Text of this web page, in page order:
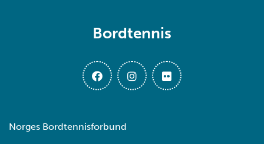
Bordtennis
Norges Bordtennisforbund